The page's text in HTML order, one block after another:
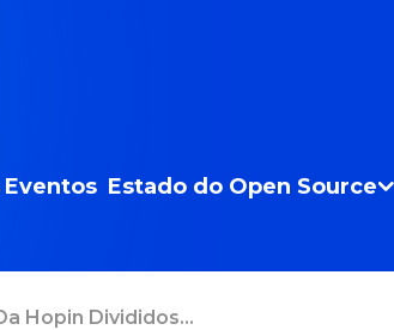
Eventos Estado do Open Source
Hopin Divididos...